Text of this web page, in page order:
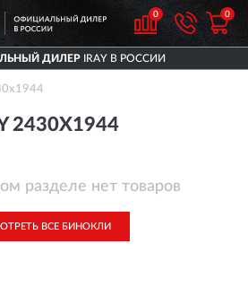
0 0
ДИЛЕРIRAY В РОССИИ
2430X1944
разделе нет товаров
ВСЕ БИНОКЛИ